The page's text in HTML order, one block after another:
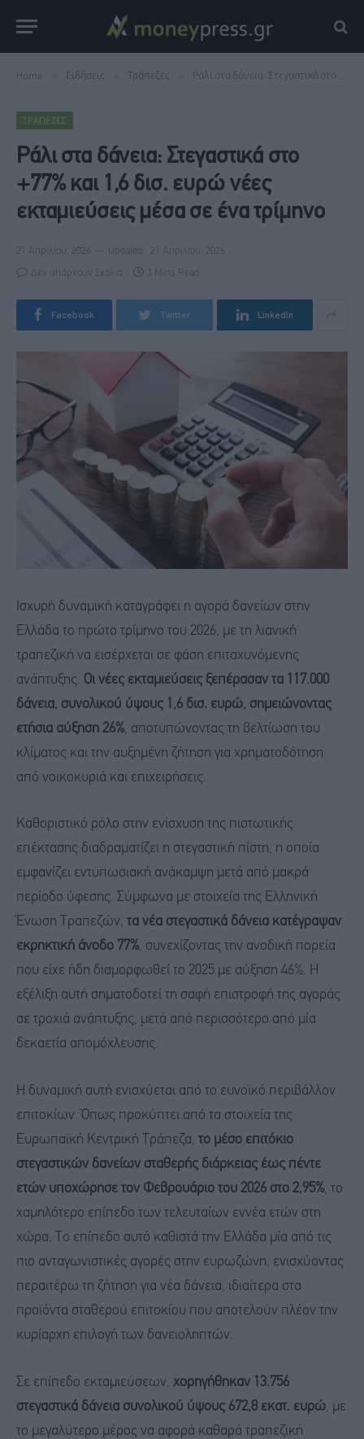
Home Ειδήσεις Τράπεζες Ράλι στα δάνεια: Στεγαστικά στο +77% και 1,6 δισ. ευρώ νέες εκταμιεύσεις μέσα σε ένα τρίμηνο
ΤΡΆΠΕΖΕΣ
Ράλι στα δάνεια: Στεγαστικά στο
+77% και 1,6 δισ. ευρώ νέες
εκταμιεύσεις μέσα σε ένα τρίμηνο
21 Απριλίου, 2026 Updated: 21 Απριλίου, 2026
Δεν υπάρχουν Σχόλια 3 Mins Read
Facebook Twitter LinkedIn
Ισχυρή δυναμική καταγράφει η αγορά δανείων στην
Ελλάδα το πρώτο τρίμηνο του 2026, με τη λιανική
τραπεζική να εισέρχεται σε φάση επιταχυνόμενης
ανάπτυξης. Οι νέες εκταμιεύσεις ξεπέρασαν τα 117.000
δάνεια, συνολικού ύψους 1,6 δισ. ευρώ, σημειώνοντας
ετήσια αύξηση 26%, αποτυπώνοντας τη βελτίωση του
κλίματος και την αυξημένη ζήτηση για χρηματοδότηση
από νοικοκυριά και επιχειρήσεις.
Καθοριστικό ρόλο στην ενίσχυση της πιστωτικής
επέκτασης διαδραματίζει η στεγαστική πίστη, η οποία
εμφανίζει εντυπωσιακή ανάκαμψη μετά από μακρά
περίοδο ύφεσης. Σύμφωνα με στοιχεία της Ελληνική
Ένωση Τραπεζών, τα νέα στεγαστικά δάνεια κατέγραψαν
εκρηκτική άνοδο 77%, συνεχίζοντας την ανοδική πορεία
που είχε ήδη διαμορφωθεί το 2025 με αύξηση 46%. Η
εξέλιξη αυτή σηματοδοτεί τη σαφή επιστροφή της αγοράς
σε τροχιά ανάπτυξης, μετά από περισσότερο από μία
δεκαετία απομόχλευσης.
Η δυναμική αυτή ενισχύεται από το ευνοϊκό περιβάλλον
επιτοκίων. Όπως προκύπτει από τα στοιχεία της
Ευρωπαϊκή Κεντρική Τράπεζα, το μέσο επιτόκιο
στεγαστικών δανείων σταθερής διάρκειας έως πέντε
ετών υποχώρησε τον Φεβρουάριο του 2026 στο 2,95%, το
χαμηλότερο επίπεδο των τελευταίων εννέα ετών στη
χώρα. Το επίπεδο αυτό καθιστά την Ελλάδα μία από τις
πιο ανταγωνιστικές αγορές στην ευρωζώνη, ενισχύοντας
περαιτέρω τη ζήτηση για νέα δάνεια, ιδιαίτερα στα
προϊόντα σταθερού επιτοκίου που αποτελούν πλέον την
κυρίαρχη επιλογή των δανειοληπτών.
Σε επίπεδο εκταμιεύσεων, χορηγήθηκαν 13.756
στεγαστικά δάνεια συνολικού ύψους 672,8 εκατ. ευρώ, με
το μεγαλύτερο μέρος να αφορά καθαρά τραπεζική